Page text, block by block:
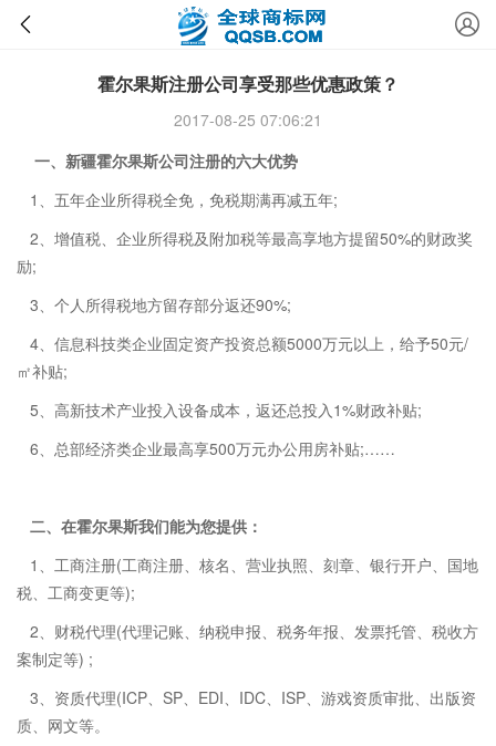
霍尔果斯注册公司享受那些优惠政策？
2017-08-25 07:06:21
一、新疆霍尔果斯公司注册的六大优势
1、五年企业所得税全免，免税期满再减五年;
2、增值税、企业所得税及附加税等最高享地方提留50%的财政奖
励;
3、个人所得税地方留存部分返还90%;
4、信息科技类企业固定资产投资总额5000万元以上，给予50元/
㎡补贴;
5、高新技术产业投入设备成本，返还总投入1%财政补贴;
6、总部经济类企业最高享500万元办公用房补贴;……
二、在霍尔果斯我们能为您提供：
1、工商注册(工商注册、核名、营业执照、刻章、银行开户、国地
税、工商变更等);
2、财税代理(代理记账、纳税申报、税务年报、发票托管、税收方
案制定等) ;
3、资质代理(ICP、SP、EDI、IDC、ISP、游戏资质审批、出版资
质、网文等。